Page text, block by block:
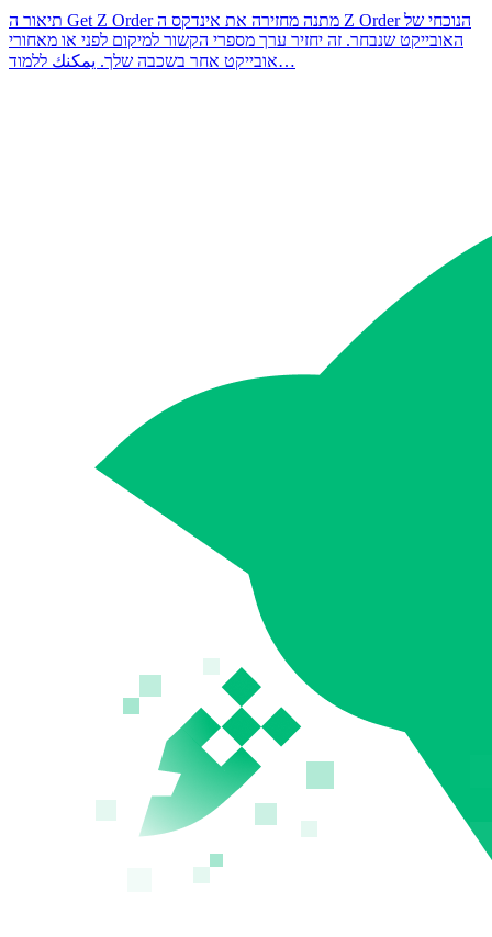
תיאור ה Get Z Order מתנה מחזירה את אינדקס ה Z Order הנוכחי של
האובייקט שנבחר. זה יחזיר ערך מספרי הקשור למיקום לפני או מאחורי
אובייקט אחר בשכבה שלך. يمكنك ללמוד…